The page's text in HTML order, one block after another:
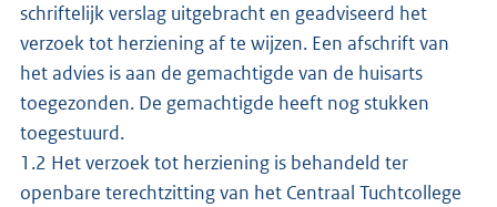
schriftelijk verslag uitgebracht en geadviseerd het
verzoek tot herziening af te wijzen. Een afschrift van
het advies is aan de gemachtigde van de huisarts
toegezonden. De gemachtigde heeft nog stukken
toegestuurd.
1.2 Het verzoek tot herziening is behandeld ter
openbare terechtzitting van het Centraal Tuchtcollege